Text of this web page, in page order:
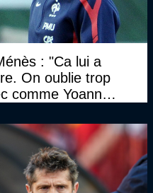
: "Ca lui a
On oublie trop
comme Yoann